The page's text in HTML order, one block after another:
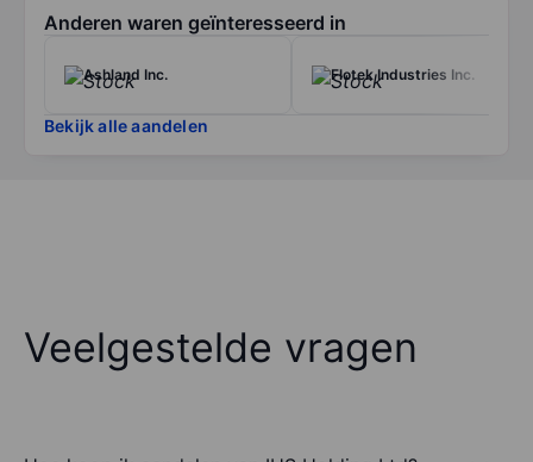
Anderen waren geïnteresseerd in
Ashland Inc. Flotek Industries Inc.
Bekijk alle aandelen
Veelgestelde vragen